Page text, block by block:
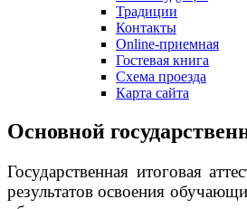
Традиции
Контакты
Online-приемная
Гостевая книга
Схема проезда
Карта сайта
Основной
Государственная итоговая
результатов освоения